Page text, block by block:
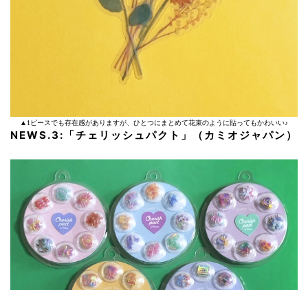
▲1ピースでも存在感がありますが、ひとつにまとめて花束のように貼ってもかわいい♪
NEWS.3:「チェリッシュパクト」（カミオジャパン）